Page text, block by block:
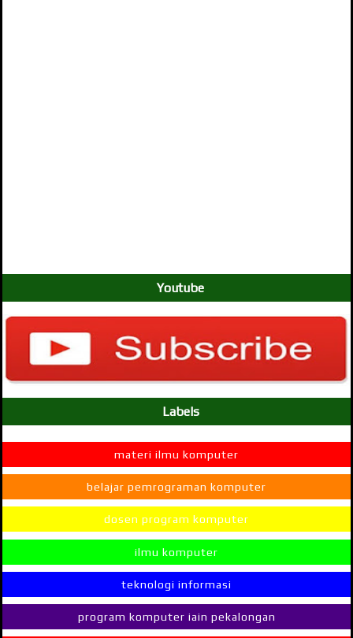
Youtube
Labels
materi ilmu komputer
belajar pemrograman komputer
dosen program komputer
ilmu komputer
teknologi informasi
program komputer iain pekalongan